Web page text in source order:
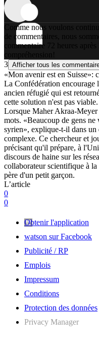
Comme nous voulons
de commentaires, nous
commentaire 72 heures
compréhension!
3 Afficher tous les
«Mon avenir est en Suisse»:
La Confédération encourage
ancien réfugié qui est
cette solution n'est pas viable.
Lorsque Maher Akraa-Meyer
mots. «Beaucoup de gens
syrien», explique-t-il dans un
complexe. Ce chercheur et
précisant qu'il prépare, à
discours de haine sur les
collaborateur scientifique à
père d'un petit garçon.
L’article
0
0
Obtenir l'application
watson sur Facebook
Publicité / RP
Emplois
Impressum
Conditions
Protection des données
Privacy Manager